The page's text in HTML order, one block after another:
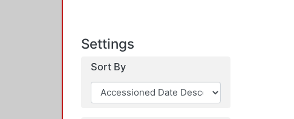
Settings
Sort By